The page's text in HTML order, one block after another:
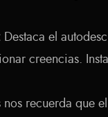
Destaca el
creencias.
nos recuerda que